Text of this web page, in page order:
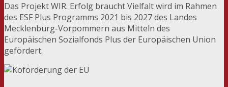
Das Projekt WIR. Erfolg braucht Vielfalt wird im Rahmen
des ESF Plus Programms 2021 bis 2027 des Landes
Mecklenburg-Vorpommern aus Mitteln des
Europäischen Sozialfonds Plus der Europäischen Union
gefördert.